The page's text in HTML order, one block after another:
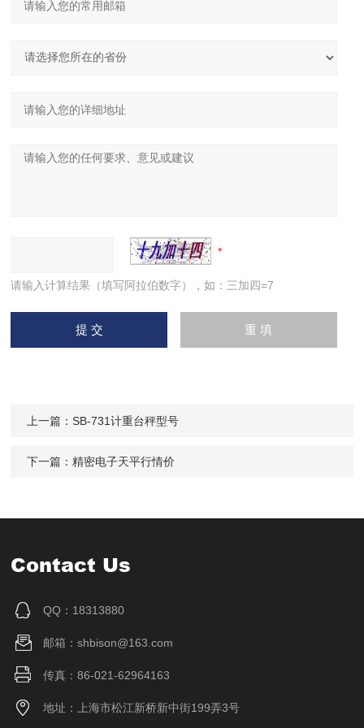
请输入计算结果（填写阿拉伯数字），如：三加四=7
上一篇： SB-731计重台秤型号
下一篇：精密电子天平行情价
Contact Us
QQ：18313880
邮箱：shbison@163.com
传真：86-021-62964163
地址：上海市松江新桥新中街199弄3号